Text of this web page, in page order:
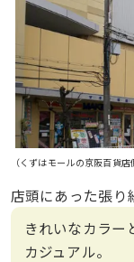
（くずはモールの京阪百貨店
店頭にあった張り
きれいなカラー
カジュアル。